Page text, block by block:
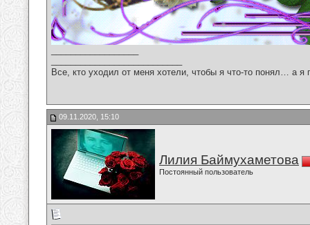
Все, кто уходил от меня хотели, чтобы я что-то понял… а
09.11.2020, 15:10
Лилия Баймухаметова
Постоянный пользователь